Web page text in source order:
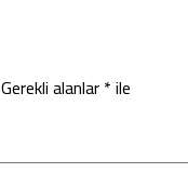
Gerekli alanlar*ile